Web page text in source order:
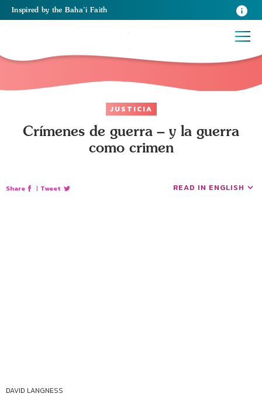
Inspired by the Baha’i Faith
JUSTICIA
Crímenes de guerra – y la guerra
como crimen
Share | Tweet READ IN ENGLISH
DAVID LANGNESS